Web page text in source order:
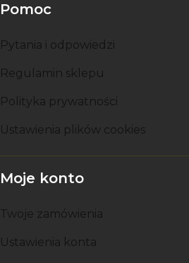
Pomoc
Pytania i odpowiedzi
Regulamin sklepu
Polityka prywatności
Ustawienia plików cookies
Moje konto
Twoje zamówienia
Ustawienia konta